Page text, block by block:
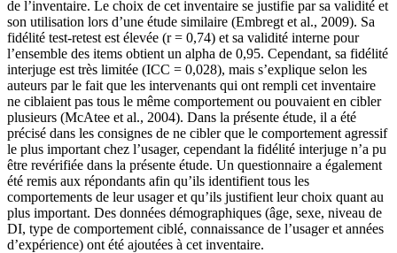
de l’inventaire. Le choix de cet inventaire se justifie par sa validité et
son utilisation lors d’une étude similaire (Embregt et al., 2009). Sa
fidélité test-retest est élevée (r = 0,74) et sa validité interne pour
l’ensemble des items obtient un alpha de 0,95. Cependant, sa fidélité
interjuge est très limitée (ICC = 0,028), mais s’explique selon les
auteurs par le fait que les intervenants qui ont rempli cet inventaire
ne ciblaient pas tous le même comportement ou pouvaient en cibler
plusieurs (McAtee et al., 2004). Dans la présente étude, il a été
précisé dans les consignes de ne cibler que le comportement agressif
le plus important chez l’usager, cependant la fidélité interjuge n’a pu
être revérifiée dans la présente étude. Un questionnaire a également
été remis aux répondants afin qu’ils identifient tous les
comportements de leur usager et qu’ils justifient leur choix quant au
plus important. Des données démographiques (âge, sexe, niveau de
DI, type de comportement ciblé, connaissance de l’usager et années
d’expérience) ont été ajoutées à cet inventaire.